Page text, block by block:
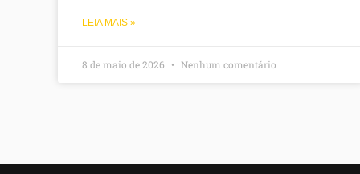
LEIA MAIS »
8 de maio de 2026 Nenhum comentário